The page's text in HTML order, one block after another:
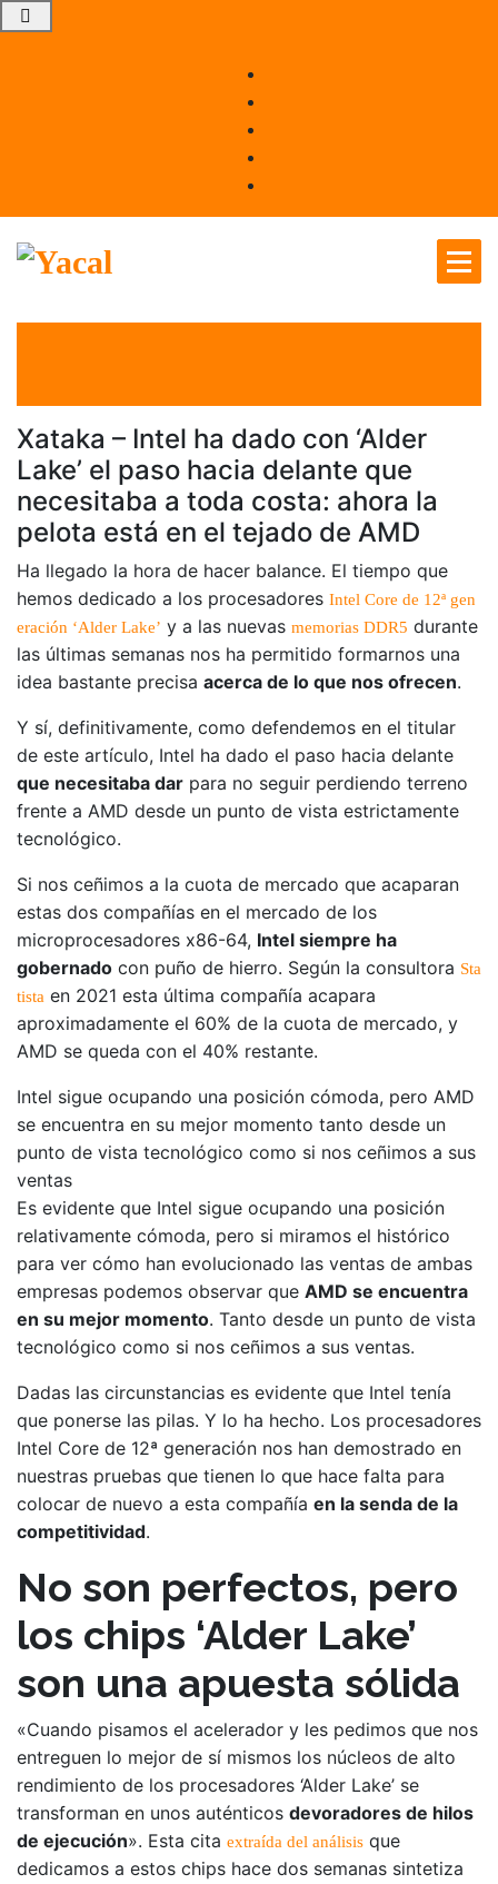
Xataka – Intel ha dado con ‘Alder
Lake’ el paso hacia delante que
necesitaba a toda costa: ahora la
pelota está en el tejado de AMD
Ha llegado la hora de hacer balance. El tiempo que
hemos dedicado a los procesadores Intel Core de 12ª gen
eración ‘Alder Lake’ y a las nuevas memorias DDR5 durante
las últimas semanas nos ha permitido formarnos una
idea bastante precisa acerca de lo que nos ofrecen.
Y sí, definitivamente, como defendemos en el titular
de este artículo, Intel ha dado el paso hacia delante
que necesitaba dar para no seguir perdiendo terreno
frente a AMD desde un punto de vista estrictamente
tecnológico.
Si nos ceñimos a la cuota de mercado que acaparan
estas dos compañías en el mercado de los
microprocesadores x86-64, Intel siempre ha
gobernado con puño de hierro. Según la consultora Sta
tista en 2021 esta última compañía acapara
aproximadamente el 60% de la cuota de mercado, y
AMD se queda con el 40% restante.
Intel sigue ocupando una posición cómoda, pero AMD
se encuentra en su mejor momento tanto desde un
punto de vista tecnológico como si nos ceñimos a sus
ventas
Es evidente que Intel sigue ocupando una posición
relativamente cómoda, pero si miramos el histórico
para ver cómo han evolucionado las ventas de ambas
empresas podemos observar que AMD se encuentra
en su mejor momento. Tanto desde un punto de vista
tecnológico como si nos ceñimos a sus ventas.
Dadas las circunstancias es evidente que Intel tenía
que ponerse las pilas. Y lo ha hecho. Los procesadores
Intel Core de 12ª generación nos han demostrado en
nuestras pruebas que tienen lo que hace falta para
colocar de nuevo a esta compañía en la senda de la
competitividad.
No son perfectos, pero
los chips ‘Alder Lake’
son una apuesta sólida
«Cuando pisamos el acelerador y les pedimos que nos
entreguen lo mejor de sí mismos los núcleos de alto
rendimiento de los procesadores ‘Alder Lake’ se
transforman en unos auténticos devoradores de hilos
de ejecución». Esta cita extraída del análisis que
dedicamos a estos chips hace dos semanas sintetiza